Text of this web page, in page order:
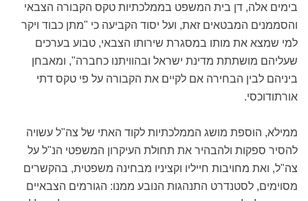
בימים אלה, דן בית המשפט בממלכתיות טקס הקבורה הצבאי
והסממנים המבטאים זאת, ועל יסוד הקביעה כי "מתן כבוד ויקר
למי שמצא את מותו במסגרת שירותו הצבאי, טבוע בערכים
שעליהם מושתתת מדינת ישראל ובהוויתנו כחברה", ומאבחן
ביניהם לבין הבחירה אם לקיים את הקבורה על פי טקס דתי
אורתודוכסי.
ממילא, הוספת מושג הממלכתיות לקוד האתי של צה"ל עשויה
להסיר ספקות ולהבהיר את תחולת העיקרון המשפטי הנ"ל על
צה"ל, ואת מחויבות חייליו וקציניו מבחינה משפטית, בהקשרים
מסוימים, לסטנדרט התנהגות הנובע ממנו: הגורמים הצבאיים